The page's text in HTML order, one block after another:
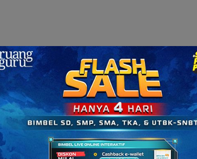
aja lanjut ke langkah ke-2!
titik
x dan angka 12 pada sumbu y kok. Coba lihat